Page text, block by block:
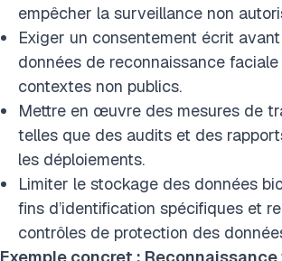
empêcher la surveillance non
Exiger un consentement écrit
données de reconnaissance
contextes non publics.
Mettre en œuvre des mesures de
telles que des audits et des
les déploiements.
Limiter le stockage des données
fins d’identification spécifiques et
contrôles de protection des